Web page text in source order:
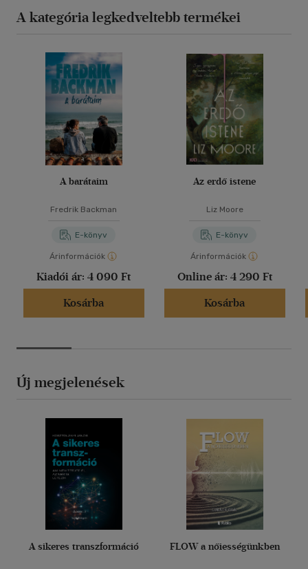
A kategória legkedveltebb termékei
A barátaim
Fredrik Backman
E-könyv
Árinformációk
Kiadói ár: 4 090 Ft
Kosárba
Az erdő istene
Liz Moore
E-könyv
Árinformációk
Online ár: 4 290 Ft
Kosárba
Új megjelenések
A sikeres transzformáció FLOW a nőiességünkben